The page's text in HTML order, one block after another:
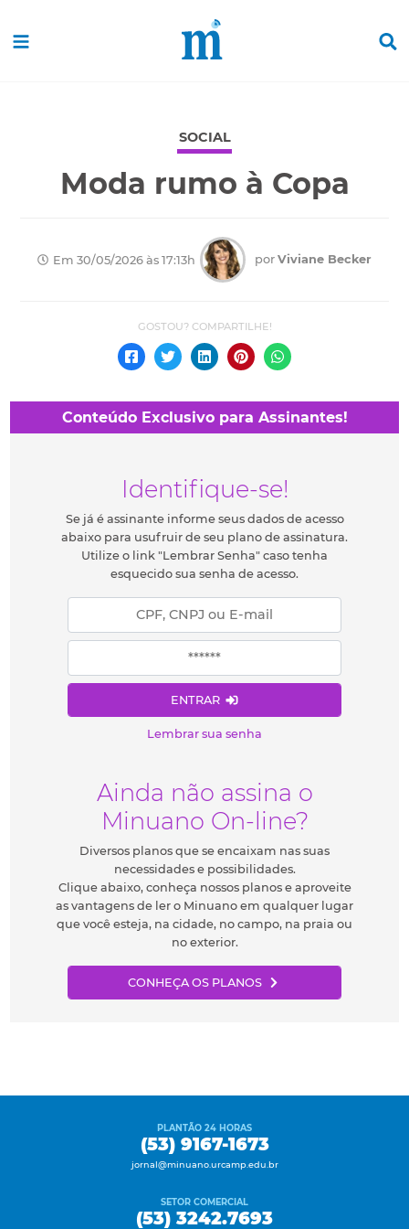
SOCIAL
Moda rumo à Copa
Em 30/05/2026 às 17:13h porViviane Becker
Conteúdo Exclusivo para Assinantes!
Identifique-se!
Se já é assinante informe seus dados de acesso
abaixo para usufruir de seu plano de assinatura.
Utilize o link "Lembrar Senha" caso tenha
esquecido sua senha de acesso.
ENTRAR
Lembrar sua senha
Ainda não assina o
Minuano On-line?
Diversos planos que se encaixam nas suas
necessidades e possibilidades.
Clique abaixo, conheça nossos planos e aproveite
as vantagens de ler o Minuano em qualquer lugar
que você esteja, na cidade, no campo, na praia ou
no exterior.
CONHEÇA OS PLANOS
PLANTÃO 24 HORAS
(53) 9167-1673
jornal@minuano.urcamp.edu.br
SETOR COMERCIAL
(53) 3242.7693